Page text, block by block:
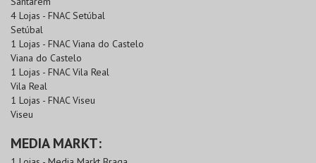
4 Lojas - FNAC Setúbal
Setúbal
1 Lojas - FNAC Viana do Castelo
Viana do Castelo
1 Lojas - FNAC Vila Real
Vila Real
1 Lojas - FNAC Viseu
Viseu
MEDIA MARKT: